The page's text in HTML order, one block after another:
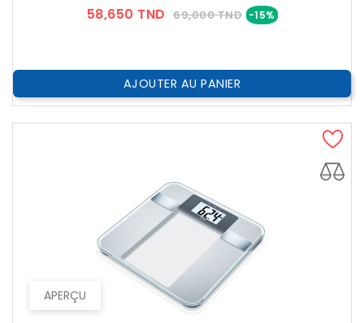
58,650 TND Prix
69,000 TND -15% Prix
AJOUTER AU PANIER
APERÇU